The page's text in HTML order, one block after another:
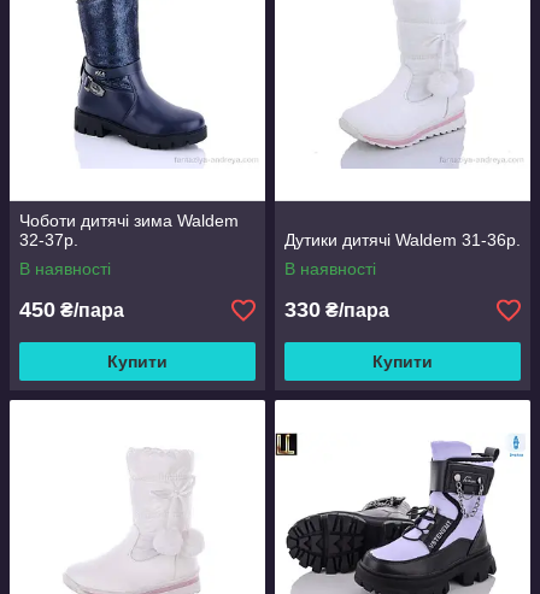
Чоботи дитячі зима Waldem
32-37р.
В наявності
450 ₴/пара
Купити
Дутики дитячі Waldem 31-36р.
В наявності
330 ₴/пара
Купити